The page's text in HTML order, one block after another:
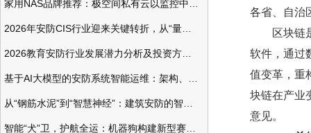
各省、自治
区块链是
软件，通过
值变革，重
块链在产业
意见。